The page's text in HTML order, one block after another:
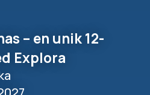
– en unik 12-
Explora